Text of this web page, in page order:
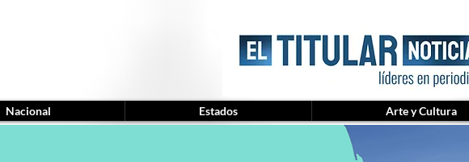
Nacional Estados Arte y Cultura